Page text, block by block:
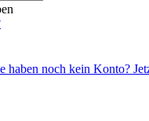
haben noch kein Konto?